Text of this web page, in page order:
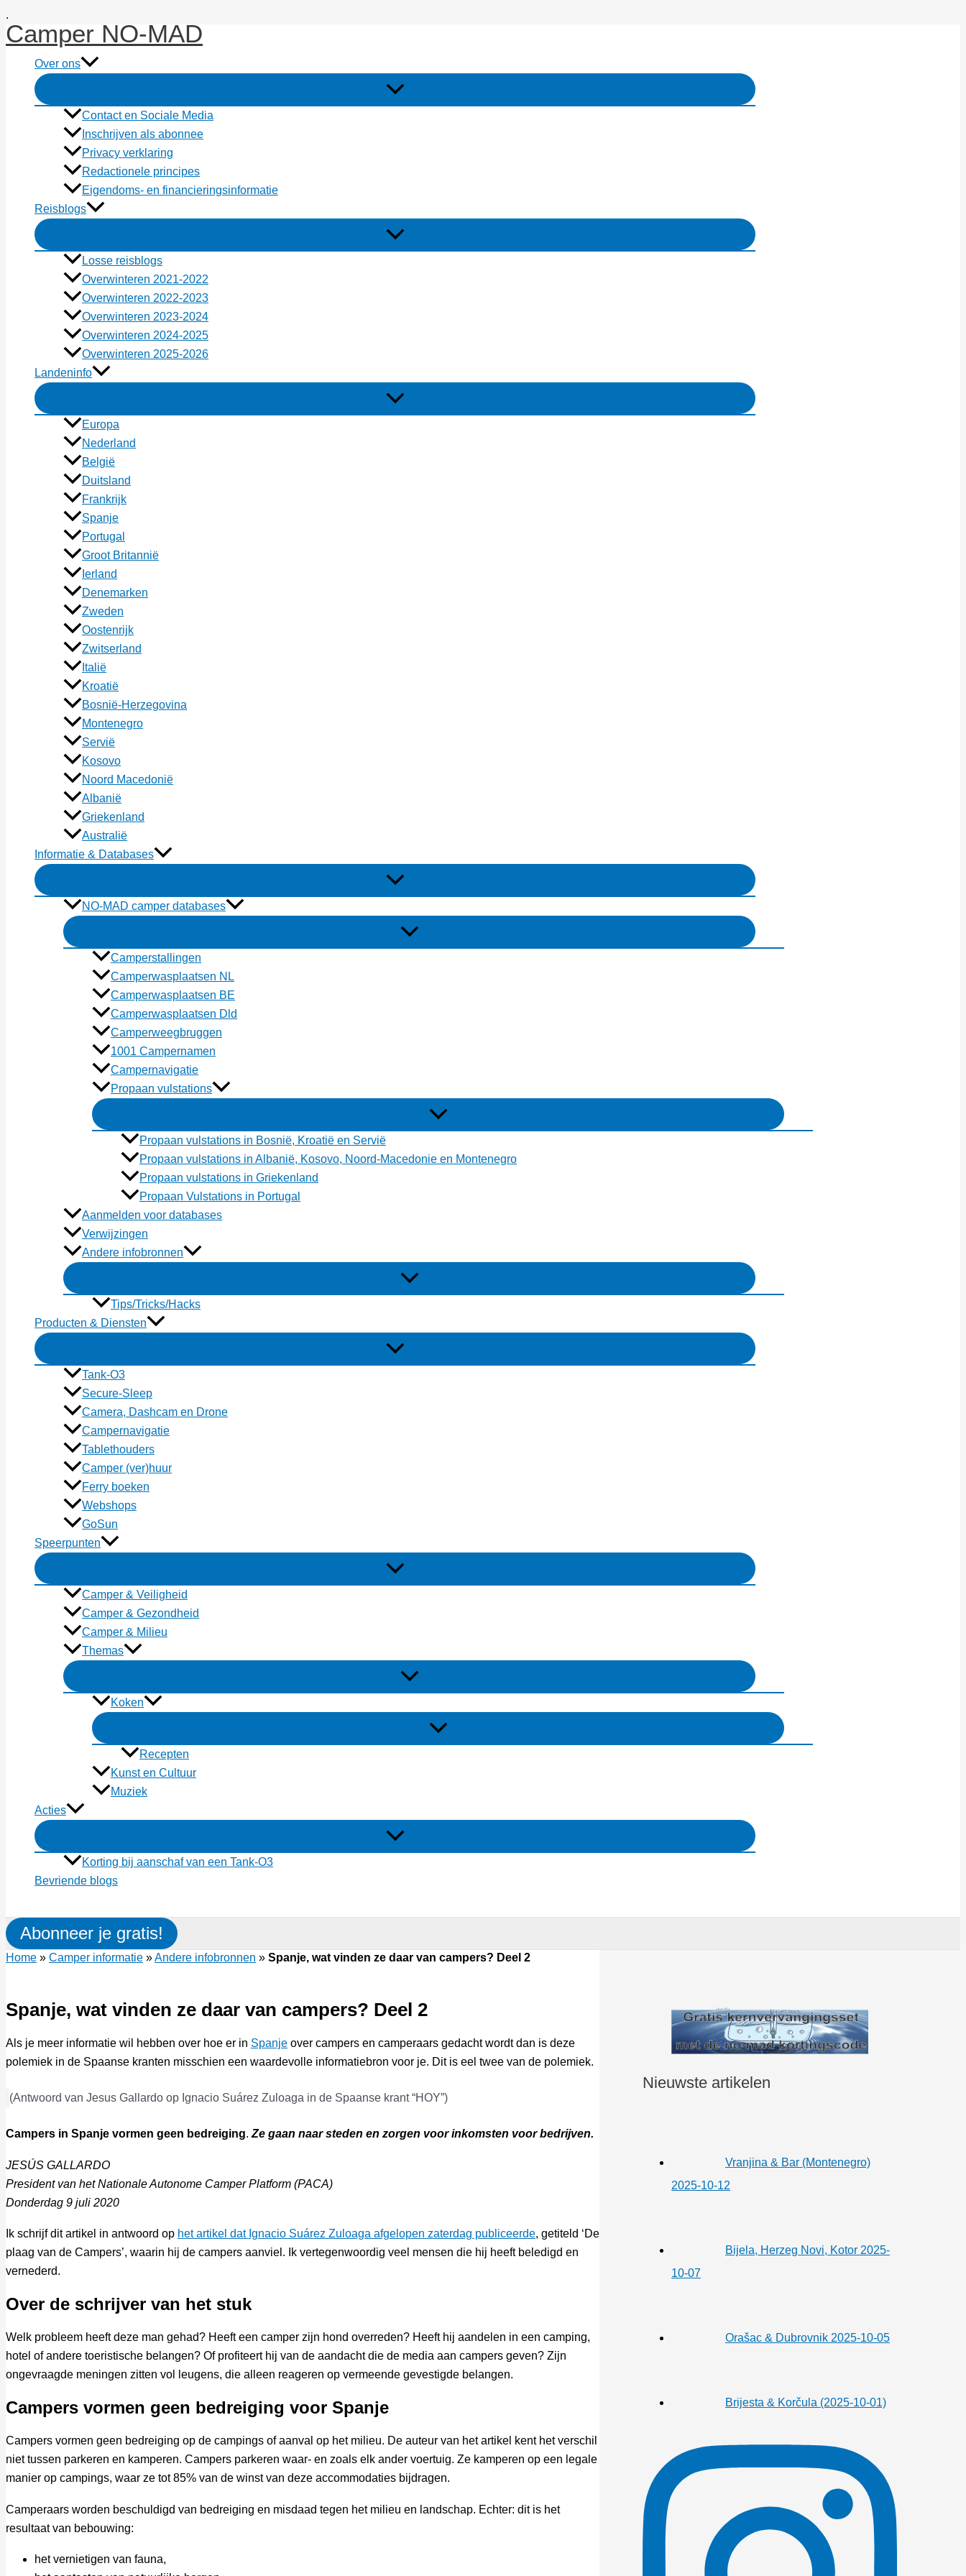
.
naar
inhoud
Camper NO-MAD
Over ons
Contact en Sociale Media
Inschrijven als abonnee
Privacy verklaring
Redactionele principes
Eigendoms- en financieringsinformatie
Reisblogs
Losse reisblogs
Overwinteren 2021-2022
Overwinteren 2022-2023
Overwinteren 2023-2024
Overwinteren 2024-2025
Overwinteren 2025-2026
Landeninfo
Europa
Nederland
België
Duitsland
Frankrijk
Spanje
Portugal
Groot Britannië
Ierland
Denemarken
Zweden
Oostenrijk
Zwitserland
Italië
Kroatië
Bosnië-Herzegovina
Montenegro
Servië
Kosovo
Noord Macedonië
Albanië
Griekenland
Australië
Informatie & Databases
NO-MAD camper databases
Camperstallingen
Camperwasplaatsen NL
Camperwasplaatsen BE
Camperwasplaatsen Dld
Camperweegbruggen
1001 Campernamen
Campernavigatie
Propaan vulstations
Propaan vulstations in Bosnië, Kroatië en Servië
Propaan vulstations in Albanië, Kosovo, Noord-Macedonie en Montenegro
Propaan vulstations in Griekenland
Propaan Vulstations in Portugal
Aanmelden voor databases
Verwijzingen
Andere infobronnen
Tips/Tricks/Hacks
Producten & Diensten
Tank-O3
Secure-Sleep
Camera, Dashcam en Drone
Campernavigatie
Tablethouders
Camper (ver)huur
Ferry boeken
Webshops
GoSun
Speerpunten
Camper & Veiligheid
Camper & Gezondheid
Camper & Milieu
Themas
Koken
Recepten
Kunst en Cultuur
Muziek
Acties
Korting bij aanschaf van een Tank-O3
Bevriende blogs
Abonneer je gratis!
Home » Camper informatie »Andere infobronnen » Spanje, wat vinden ze daar van campers? Deel 2
Spanje, wat vinden ze daar van campers? Deel 2
Als je meer informatie wil hebben over hoe er in Spanje over campers en camperaars gedacht wordt dan is deze
polemiek in de Spaanse kranten misschien een waardevolle informatiebron voor je. Dit is eel twee van de polemiek.
(Antwoord van Jesus Gallardo op Ignacio Suárez Zuloaga in de Spaanse krant “HOY”)
Campers in Spanje vormen geen bedreiging. Ze gaan naar steden en zorgen voor inkomsten voor bedrijven.
JESÚS GALLARDO
President van het Nationale Autonome Camper Platform (PACA)
Donderdag 9 juli 2020
Ik schrijf dit artikel in antwoord op het artikel dat Ignacio Suárez Zuloaga afgelopen zaterdag publiceerde, getiteld ‘De
plaag van de Campers’, waarin hij de campers aanviel. Ik vertegenwoordig veel mensen die hij heeft beledigd en
vernederd.
Over de schrijver van het stuk
Welk probleem heeft deze man gehad? Heeft een camper zijn hond overreden? Heeft hij aandelen in een camping,
hotel of andere toeristische belangen? Of profiteert hij van de aandacht die de media aan campers geven? Zijn
ongevraagde meningen zitten vol leugens, die alleen reageren op vermeende gevestigde belangen.
Campers vormen geen bedreiging voor Spanje
Campers vormen geen bedreiging op de campings of aanval op het milieu. De auteur van het artikel kent het verschil
niet tussen parkeren en kamperen. Campers parkeren waar- en zoals elk ander voertuig. Ze kamperen op een legale
manier op campings, waar ze tot 85% van de winst van deze accommodaties bijdragen.
Camperaars worden beschuldigd van bedreiging en misdaad tegen het milieu en landschap. Echter: dit is het
resultaat van bebouwing:
het vernietigen van fauna,
Nieuwste artikelen
Vranjina & Bar (Montenegro)
2025-10-12
Bijela, Herzeg Novi, Kotor 2025-
10-07
Orašac & Dubrovnik 2025-10-05
Brijesta & Korčula (2025-10-01)